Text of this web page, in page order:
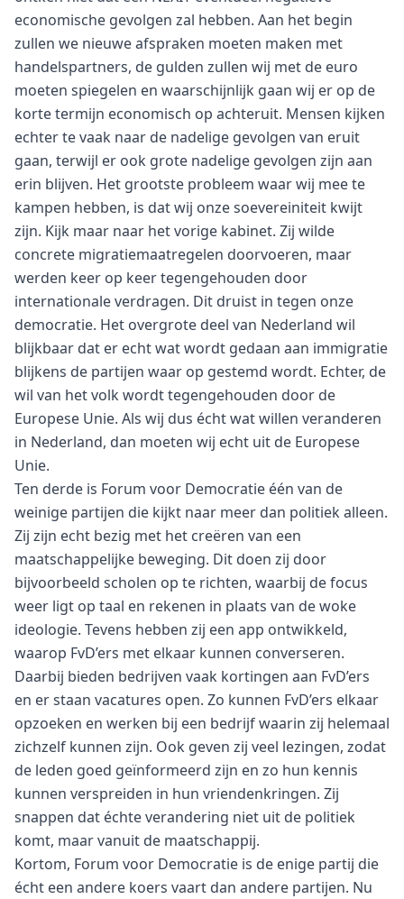
economische gevolgen zal hebben. Aan het begin
zullen we nieuwe afspraken moeten maken met
handelspartners, de gulden zullen wij met de euro
moeten spiegelen en waarschijnlijk gaan wij er op de
korte termijn economisch op achteruit. Mensen kijken
echter te vaak naar de nadelige gevolgen van eruit
gaan, terwijl er ook grote nadelige gevolgen zijn aan
erin blijven. Het grootste probleem waar wij mee te
kampen hebben, is dat wij onze soevereiniteit kwijt
zijn. Kijk maar naar het vorige kabinet. Zij wilde
concrete migratiemaatregelen doorvoeren, maar
werden keer op keer tegengehouden door
internationale verdragen. Dit druist in tegen onze
democratie. Het overgrote deel van Nederland wil
blijkbaar dat er echt wat wordt gedaan aan immigratie
blijkens de partijen waar op gestemd wordt. Echter, de
wil van het volk wordt tegengehouden door de
Europese Unie. Als wij dus écht wat willen veranderen
in Nederland, dan moeten wij echt uit de Europese
Unie.
Ten derde is Forum voor Democratie één van de
weinige partijen die kijkt naar meer dan politiek alleen.
Zij zijn echt bezig met het creëren van een
maatschappelijke beweging. Dit doen zij door
bijvoorbeeld scholen op te richten, waarbij de focus
weer ligt op taal en rekenen in plaats van de woke
ideologie. Tevens hebben zij een app ontwikkeld,
waarop FvD’ers met elkaar kunnen converseren.
Daarbij bieden bedrijven vaak kortingen aan FvD’ers
en er staan vacatures open. Zo kunnen FvD’ers elkaar
opzoeken en werken bij een bedrijf waarin zij helemaal
zichzelf kunnen zijn. Ook geven zij veel lezingen, zodat
de leden goed geïnformeerd zijn en zo hun kennis
kunnen verspreiden in hun vriendenkringen. Zij
snappen dat échte verandering niet uit de politiek
komt, maar vanuit de maatschappij.
Kortom, Forum voor Democratie is de enige partij die
écht een andere koers vaart dan andere partijen. Nu